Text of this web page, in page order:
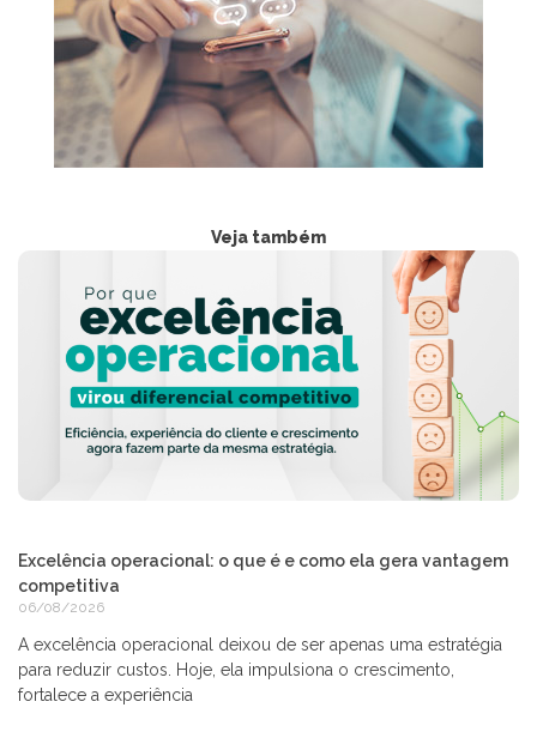
Veja também
Excelência operacional: o que é e como ela gera vantagem
competitiva
06/08/2026
A excelência operacional deixou de ser apenas uma estratégia
para reduzir custos. Hoje, ela impulsiona o crescimento,
fortalece a experiência